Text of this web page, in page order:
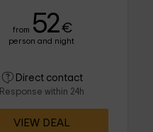
from 52€
person and night
Direct contact
Response within 24h
VIEW DEAL